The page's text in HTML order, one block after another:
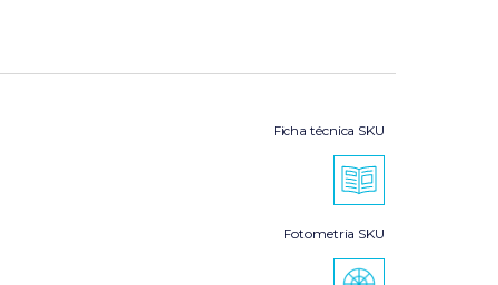
Ficha técnica SKU
Fotometria SKU